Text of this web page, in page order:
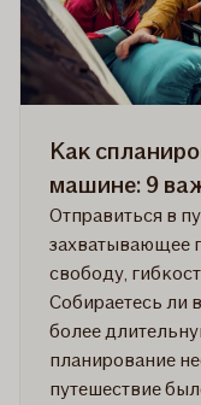
Как
машине: 9
Отправиться в
захватывающее
свободу,
Собираетесь ли
более
планирование
путешествие